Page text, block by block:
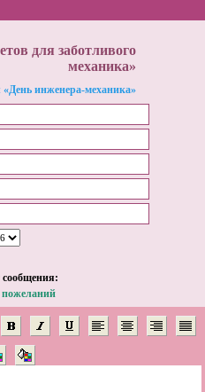
для заботливого
механика»
«День инженера-механика»
сообщения:
пожеланий